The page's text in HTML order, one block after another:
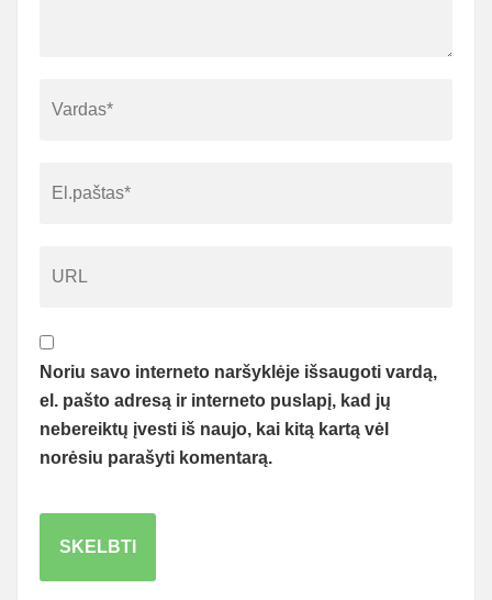
Noriu savo interneto naršyklėje išsaugoti vardą,
el. pašto adresą ir interneto puslapį, kad jų
nebereiktų įvesti iš naujo, kai kitą kartą vėl
norėsiu parašyti komentarą.